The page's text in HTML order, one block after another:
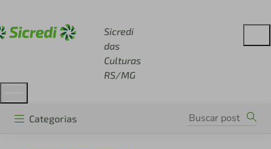
Sicredi
das
Culturas
RS/MG
Categorias